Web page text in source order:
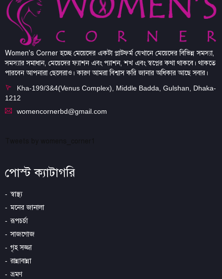
Women's Corner হচ্ছে মেয়েদের একটা প্লাটফর্ম যেখানে মেয়েদের বিভিন্ন সমস্যা,
সমস্যার সমাধান, মেয়েদের ফ্যাশন এবং প্যাশন, শখ এবং স্বপ্নের কথা থাকবে। থাকতে
পারবেন আপনারা ছেলেরাও। কারণ আমরা বিশ্বাস করি জানার অধিকার আছে সবার।
Kha-199/3&4(Venus Complex), Middle Badda, Gulshan, Dhaka-
1212
womencornerbd@gmail.com
পোস্ট ক্যাটাগরি
স্বাস্থ্য
মনের জানালা
রূপচর্চা
সাজগোজ
গৃহ সজ্জা
রান্নাবান্না
ভ্রমণ